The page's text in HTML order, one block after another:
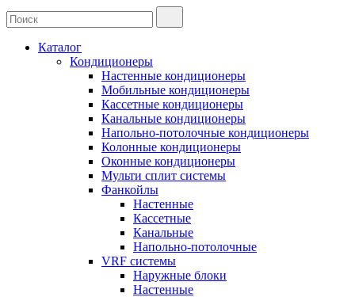
Каталог
Кондиционеры
Настенные кондиционеры
Мобильные кондиционеры
Кассетные кондиционеры
Канальные кондиционеры
Напольно-потолочные кондиционеры
Колонные кондиционеры
Оконные кондиционеры
Мульти сплит системы
Фанкойлы
Настенные
Кассетные
Канальные
Напольно-потолочные
VRF системы
Наружные блоки
Настенные